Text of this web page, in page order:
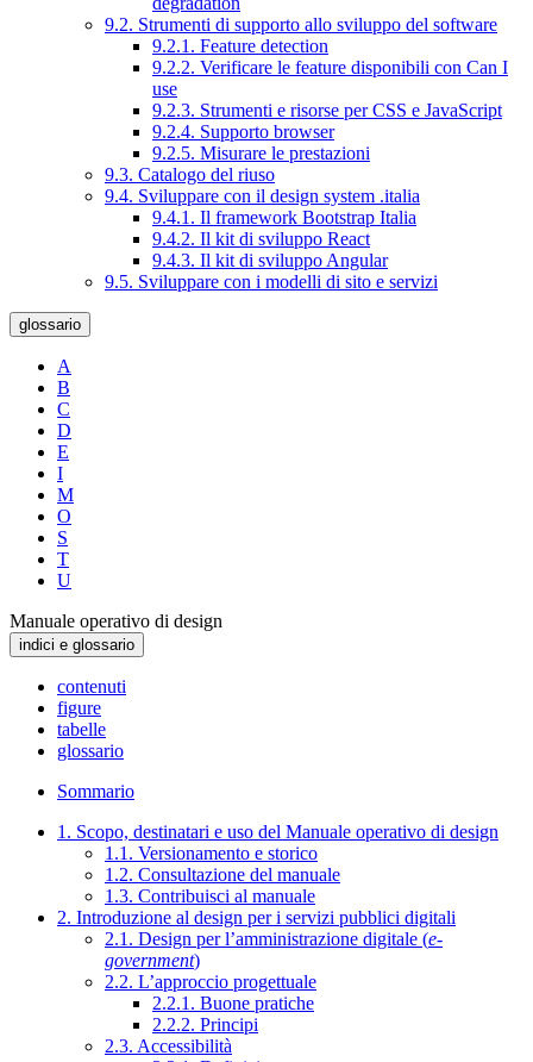
9.2. Strumenti di supporto allo sviluppo del software
9.2.1. Feature detection
9.2.2. Verificare le feature disponibili con Can I
use
9.2.3. Strumenti e risorse per CSS e JavaScript
9.2.4. Supporto browser
9.2.5. Misurare le prestazioni
9.3. Catalogo del riuso
9.4. Sviluppare con il design system .italia
9.4.1. Il framework Bootstrap Italia
9.4.2. Il kit di sviluppo React
9.4.3. Il kit di sviluppo Angular
9.5. Sviluppare con i modelli di sito e servizi
glossario
A
B
C
D
E
I
M
O
S
T
U
Manuale operativo di design
indici e glossario
contenuti
figure
tabelle
glossario
Sommario
1. Scopo, destinatari e uso del Manuale operativo di design
1.1. Versionamento e storico
1.2. Consultazione del manuale
1.3. Contribuisci al manuale
2. Introduzione al design per i servizi pubblici digitali
2.1. Design per l’amministrazione digitale (e-
government)
2.2. L’approccio progettuale
2.2.1. Buone pratiche
2.2.2. Principi
2.3. Accessibilità